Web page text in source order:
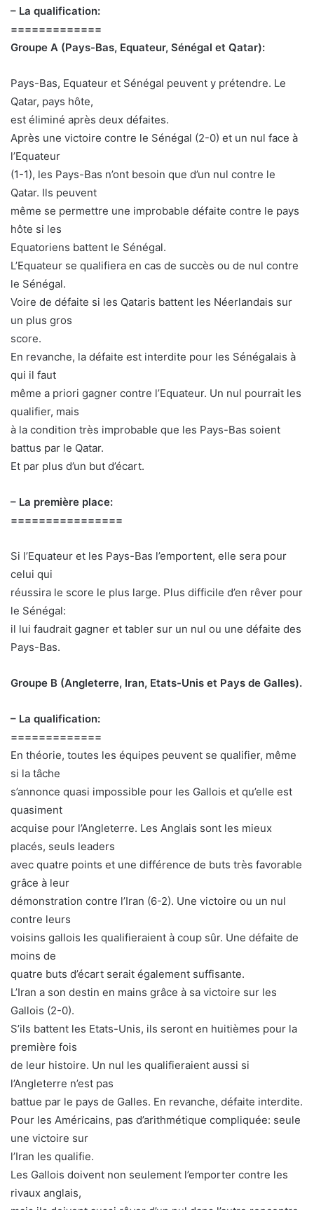
– La qualification:
=============
Groupe A (Pays-Bas, Equateur, Sénégal et Qatar):
Pays-Bas, Equateur et Sénégal peuvent y prétendre. Le
Qatar, pays hôte,
est éliminé après deux défaites.
Après une victoire contre le Sénégal (2-0) et un nul face à
l’Equateur
(1-1), les Pays-Bas n’ont besoin que d’un nul contre le
Qatar. Ils peuvent
même se permettre une improbable défaite contre le pays
hôte si les
Equatoriens battent le Sénégal.
L’Equateur se qualifiera en cas de succès ou de nul contre
le Sénégal.
Voire de défaite si les Qataris battent les Néerlandais sur
un plus gros
score.
En revanche, la défaite est interdite pour les Sénégalais à
qui il faut
même a priori gagner contre l’Equateur. Un nul pourrait les
qualifier, mais
à la condition très improbable que les Pays-Bas soient
battus par le Qatar.
Et par plus d’un but d’écart.
– La première place:
================
Si l’Equateur et les Pays-Bas l’emportent, elle sera pour
celui qui
réussira le score le plus large. Plus difficile d’en rêver pour
le Sénégal:
il lui faudrait gagner et tabler sur un nul ou une défaite des
Pays-Bas.
Groupe B (Angleterre, Iran, Etats-Unis et Pays de Galles).
– La qualification:
=============
En théorie, toutes les équipes peuvent se qualifier, même
si la tâche
s’annonce quasi impossible pour les Gallois et qu’elle est
quasiment
acquise pour l’Angleterre. Les Anglais sont les mieux
placés, seuls leaders
avec quatre points et une différence de buts très favorable
grâce à leur
démonstration contre l’Iran (6-2). Une victoire ou un nul
contre leurs
voisins gallois les qualifieraient à coup sûr. Une défaite de
moins de
quatre buts d’écart serait également suffisante.
L’Iran a son destin en mains grâce à sa victoire sur les
Gallois (2-0).
S’ils battent les Etats-Unis, ils seront en huitièmes pour la
première fois
de leur histoire. Un nul les qualifieraient aussi si
l’Angleterre n’est pas
battue par le pays de Galles. En revanche, défaite interdite.
Pour les Américains, pas d’arithmétique compliquée: seule
une victoire sur
l’Iran les qualifie.
Les Gallois doivent non seulement l’emporter contre les
rivaux anglais,